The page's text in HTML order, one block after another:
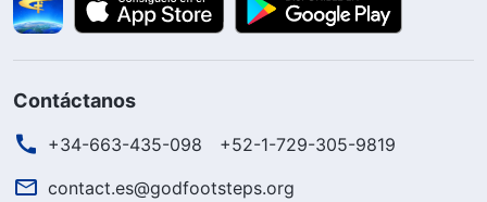
Contáctanos
+34-663-435-098
+52-1-729-305-9819
contact.es@godfootsteps.org